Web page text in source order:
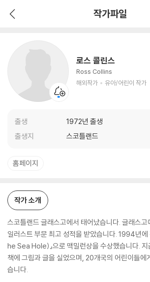
작가파일
로스 콜린스
Ross Collins
해외작가
유아/어린이 작가
출생
1972년 출생
출생지
스코틀랜드
유아/어린이 작가
홈페이지
작가 소개
스코틀랜드 글래스고에서 태어났습니다. 글래스고
일러스트 부문 최고 성적을 받았습니다. 1994년에
he Sea Hole)』으로 맥밀런상을 수상했습니다.
책에 그림과 글을 실었으며, 20개국의 어린이들에
습니다.